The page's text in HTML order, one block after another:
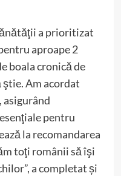
a prioritizat
aproape 2
boala cronică de
Am acordat
pentru
la recomandarea
toţi românii să îşi
a completat și